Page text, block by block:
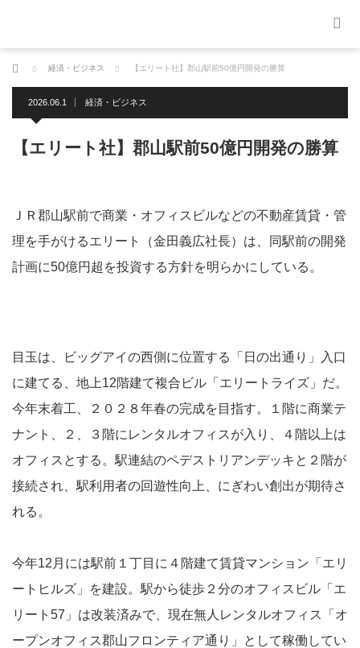
ホーム 経済・ビジネス 【エリート社】郡山駅前50億円開発の勝算
2026.06.1 経済・ビジネス
【エリート社】郡山駅前50億円開発の勝算
ＪＲ郡山駅前で商業・オフィスビルなどの不動産賃貸・管
理を手がけるエリート（金田義広社長）は、同駅前の開発
計画に50億円超を投資する方針を明らかにしている。
目玉は、ビッグアイの西側に位置する「日の出通り」入口
に建てる、地上12階建て複合ビル「エリートライズ」だ。
今年末着工、２０２８年春の完成を目指す。１階に商業テ
ナント、２、３階にレンタルオフィスが入り、４階以上は
オフィスとする。駅連結のペデストリアンデッキと２階が
接続され、駅利用者の回遊性向上、にぎわい創出が期待さ
れる。
今年12月には駅前１丁目に４階建て賃貸マンション「エリ
ートヒルズ」を建設。駅から徒歩２分のオフィスビル「エ
リート57」は改装済みで、現在無人レンタルオフィス「オ
ープンオフィス郡山フロンティア通り」として稼働してい